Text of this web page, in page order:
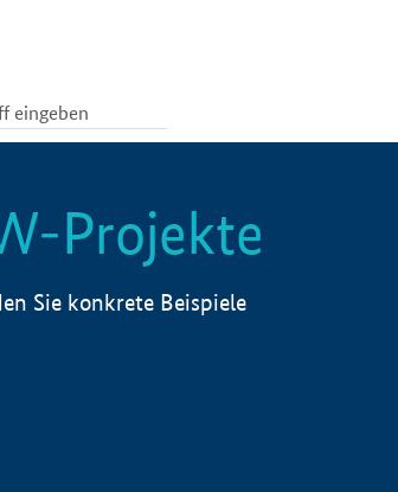
Projekte
Sie konkrete Beispiele